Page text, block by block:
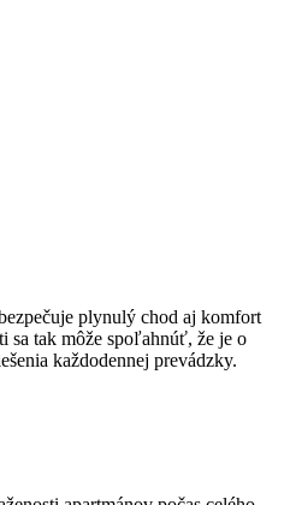
plynulý chod aj komfort
sa tak môže spoľahnúť, že je o
každodennej prevádzky.